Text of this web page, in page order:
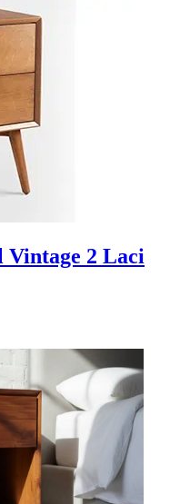
Vintage 2 Laci